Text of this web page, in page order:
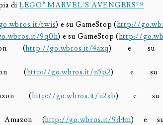
di LEGO® MARVEL’S AVENGERS™
twis) e su GameStop (http://
9q0h) e su GameStop (http://
(http://go.wbros.it/4axq) e su
(http://go.wbros.it/n5p2) e su
(http://go.wbros.it/n2xb) e su
(http://go.wbros.it/9d4m) e su